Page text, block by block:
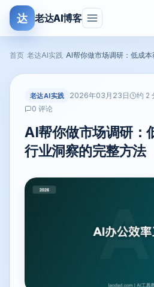
达 老达AI博客
首页 老达AI实践 AI帮你做市场调研：低成
老达AI实践 2026年03月23日 约 2
0 评论
AI帮你做市场调研：
行业洞察的完整方法